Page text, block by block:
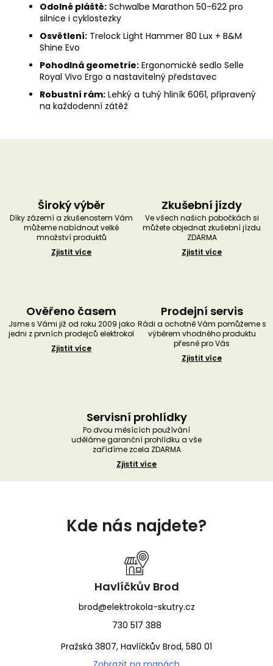
Odolné pláště: Schwalbe Marathon 50-622 pro
silnice i cyklostezky
Osvětlení: Trelock Light Hammer 80 Lux + B&M
Shine Evo
Pohodlná geometrie: Ergonomické sedlo Selle
Royal Vivo Ergo a nastavitelný představec
Robustní rám: Lehký a tuhý hliník 6061, připravený
na každodenní zátěž
Široký výběr
Díky zázemí a zkušenostem Vám
můžeme nabídnout velké
množství produktů
Zjistit více
Zkušební jízdy
Ve všech našich pobočkách si
můžete objednat zkušební jízdu
ZDARMA
Zjistit více
Ověřeno časem
Jsme s Vámi již od roku 2009 jako
jedni z prvních prodejců elektrokol
Zjistit více
Prodejní servis
Rádi a ochotně Vám pomůžeme s
výběrem vhodného produktu
přesně pro Vás
Zjistit více
Servisní prohlídky
Po dvou měsících používání
uděláme garanční prohlídku a vše
zařídíme zcela ZDARMA
Zjistit více
Kde nás najdete?
Havlíčkův Brod
brod@elektrokola-skutry.cz
730 517 388
Pražská 3807, Havlíčkův Brod, 580 01